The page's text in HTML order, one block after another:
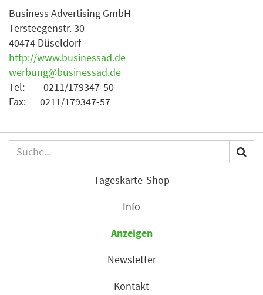
Business Advertising GmbH
Tersteegenstr. 30
40474 Düseldorf
http://www.businessad.de
werbung@businessad.de
Tel: 0211/179347-50
Fax: 0211/179347-57
Tageskarte-Shop
Info
Anzeigen
Newsletter
Kontakt